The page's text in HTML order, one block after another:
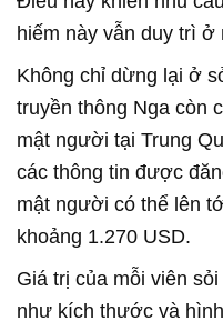
hiếm này vẫn duy trì ở
Không chỉ dừng lại ở
truyền thông Nga còn
mật người tại Trung
các thông tin được
mật người có thể lên
khoảng 1.270 USD.
Giá trị của mỗi viên
như kích thước và